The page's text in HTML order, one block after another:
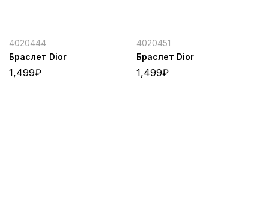
4020444
Браслет Dior
1,499₽
4020451
Браслет Dior
1,499₽